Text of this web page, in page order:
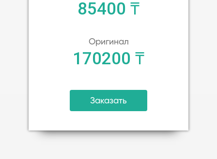
85400 ₸
Оригинал
170200 ₸
Заказать